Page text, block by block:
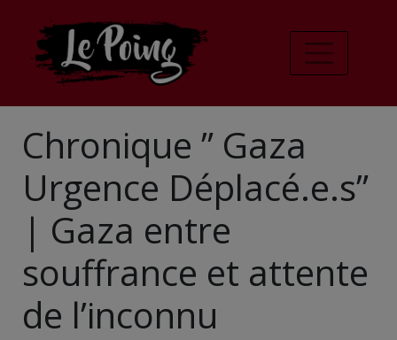
Chronique ” Gaza
Urgence Déplacé.e.s”
| Gaza entre
souffrance et attente
de l’inconnu